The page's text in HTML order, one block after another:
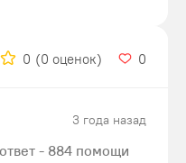
0 (0 оценок) 0
3 года назад
- 884 помощи